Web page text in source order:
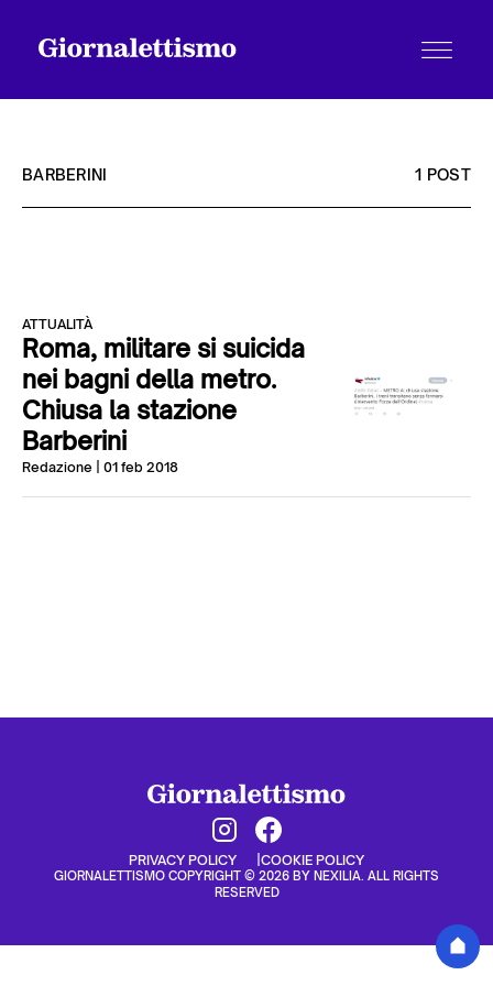
Chi siamo
Contatti
BARBERINI 1 POST
ATTUALITÀ
Roma, militare si suicida
nei bagni della metro.
Chiusa la stazione
Barberini
Redazione | 01 feb 2018
PRIVACY POLICY COOKIE POLICY
GIORNALETTISMO COPYRIGHT © 2026 BY NEXILIA. ALL RIGHTS
RESERVED